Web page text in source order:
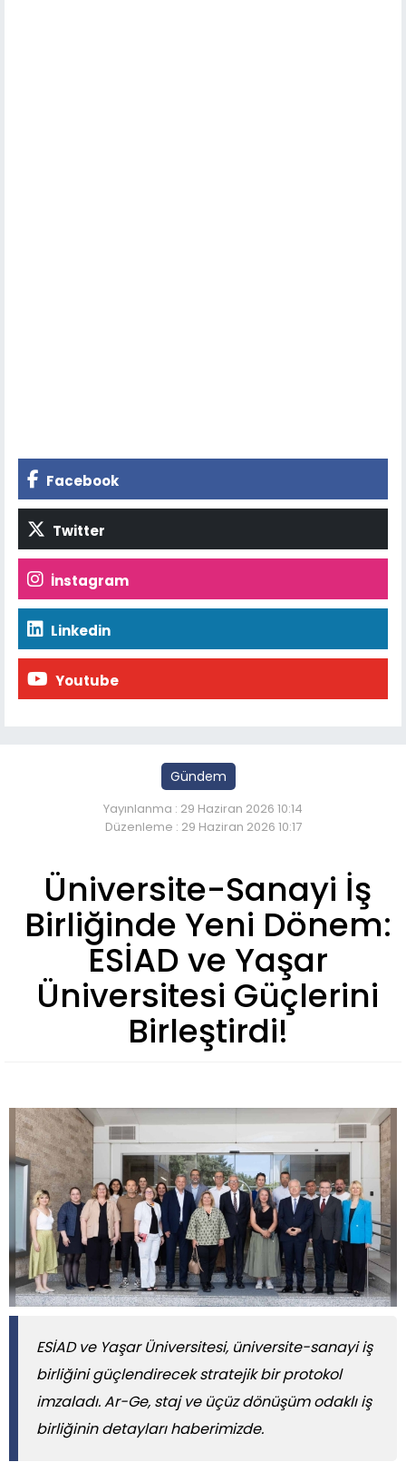
Facebook
Twitter
İnstagram
Linkedin
Youtube
Gündem
Yayınlanma : 29 Haziran 2026 10:14
Düzenleme : 29 Haziran 2026 10:17
Üniversite-Sanayi İş
Birliğinde Yeni Dönem:
ESİAD ve Yaşar
Üniversitesi Güçlerini
Birleştirdi!
ESİAD ve Yaşar Üniversitesi, üniversite-sanayi iş
birliğini güçlendirecek stratejik bir protokol
imzaladı. Ar-Ge, staj ve üçüz dönüşüm odaklı iş
birliğinin detayları haberimizde.